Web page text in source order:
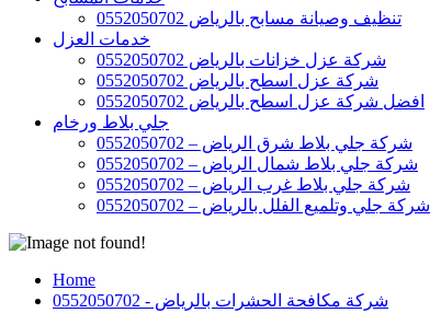
تنظيف وصيانة مسابح بالرياض 0552050702
خدمات العزل
شركة عزل خزانات بالرياض 0552050702
شركة عزل اسطح بالرياض 0552050702
افضل شركة عزل اسطح بالرياض 0552050702
جلي بلاط ورخام
شركة جلي بلاط شرق الرياض – 0552050702
شركة جلي بلاط شمال الرياض – 0552050702
شركة جلي بلاط غرب الرياض – 0552050702
شركة جلي وتلميع الفلل بالرياض – 0552050702
Home
شركة مكافحة الحشرات بالرياض - 0552050702